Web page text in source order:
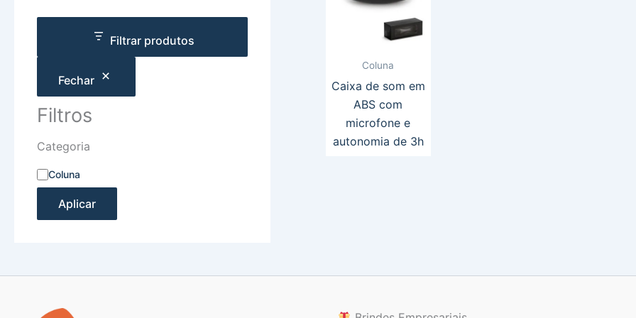
Filtrar produtos
Fechar
Filtros
Categoria
Coluna
Aplicar
Coluna
Caixa de som em
ABS com
microfone e
autonomia de 3h